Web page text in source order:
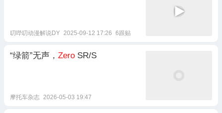
叨哔叨动漫解说DY 2025-09-12 17:26 6跟贴
“绿箭”无声， Zero SR/S
摩托车杂志 2026-05-03 19:47